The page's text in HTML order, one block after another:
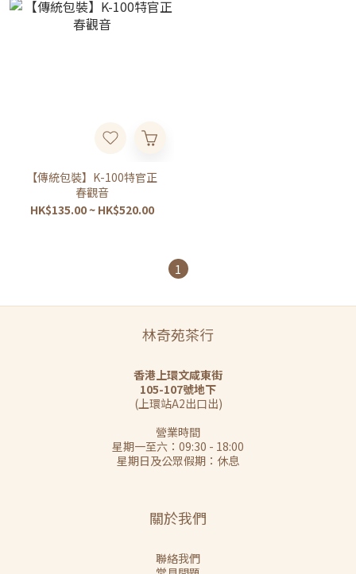
【傳統包裝】K-100特官正
春觀音
HK$135.00 ~ HK$520.00
1
林奇苑茶行
香港上環文咸東街
105-107號地下
(上環站A2出口出)
營業時間
星期一至六：09:30 - 18:00
星期日及公眾假期：休息
關於我們
聯絡我們